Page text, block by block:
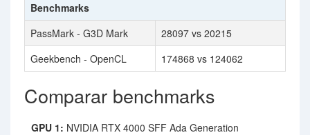
Benchmarks
PassMark - G3D Mark
28097 vs 20215
Geekbench - OpenCL
174868 vs 124062
Comparar benchmarks
GPU 1: NVIDIA RTX 4000 SFF Ada Generation